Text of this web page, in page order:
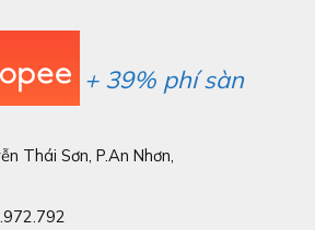
+ 39% phí sàn
Thái Sơn, P.An Nhơn,